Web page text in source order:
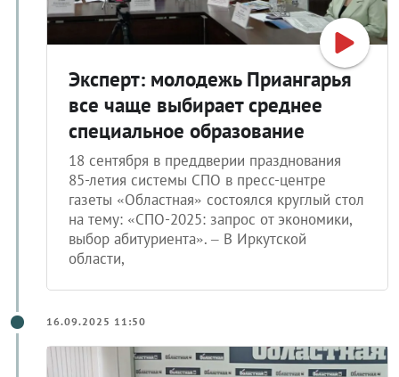
Эксперт: молодежь Приангарья
все чаще выбирает среднее
специальное образование
18 сентября в преддверии празднования
85-летия системы СПО в пресс-центре
газеты «Областная» состоялся круглый стол
на тему: «СПО-2025: запрос от экономики,
выбор абитуриента». – В Иркутской
области,
16.09.2025 11:50